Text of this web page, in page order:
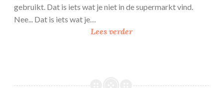
gebruikt. Dat is iets wat je niet in de supermarkt vind.
Nee... Dat is iets wat je…
Lees verderM